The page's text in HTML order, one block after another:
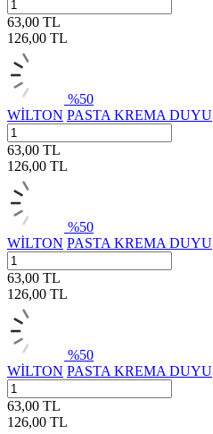
63,00 TL
126,00 TL
%50
WİLTON PASTA KREMA DUYU
63,00 TL
126,00 TL
%50
WİLTON PASTA KREMA DUYU
63,00 TL
126,00 TL
%50
WİLTON PASTA KREMA DUYU
63,00 TL
126,00 TL